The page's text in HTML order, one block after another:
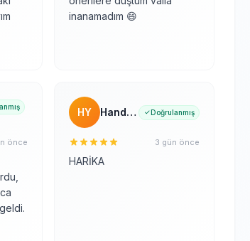
inanamadım 😄
önce
HY Hande Y. Doğrulanmış
3 gün önce
HARİKA